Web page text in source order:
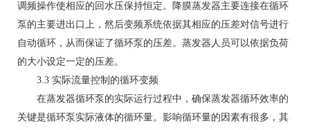
调频操作使相应的回水压保持恒定。降膜蒸发器主要连接在循环
泵的主要进出口上，然后变频系统依据其相应的压差对信号进行
自动循环，从而保证了循环泵的压差。蒸发器人员可以依据负荷
的大小设定一定的压差。
3.3 实际流量控制的循环变频
在蒸发器循环泵的实际运行过程中，确保蒸发器循环效率的
关键是循环泵实际液体的循环量。影响循环量的因素有很多，其